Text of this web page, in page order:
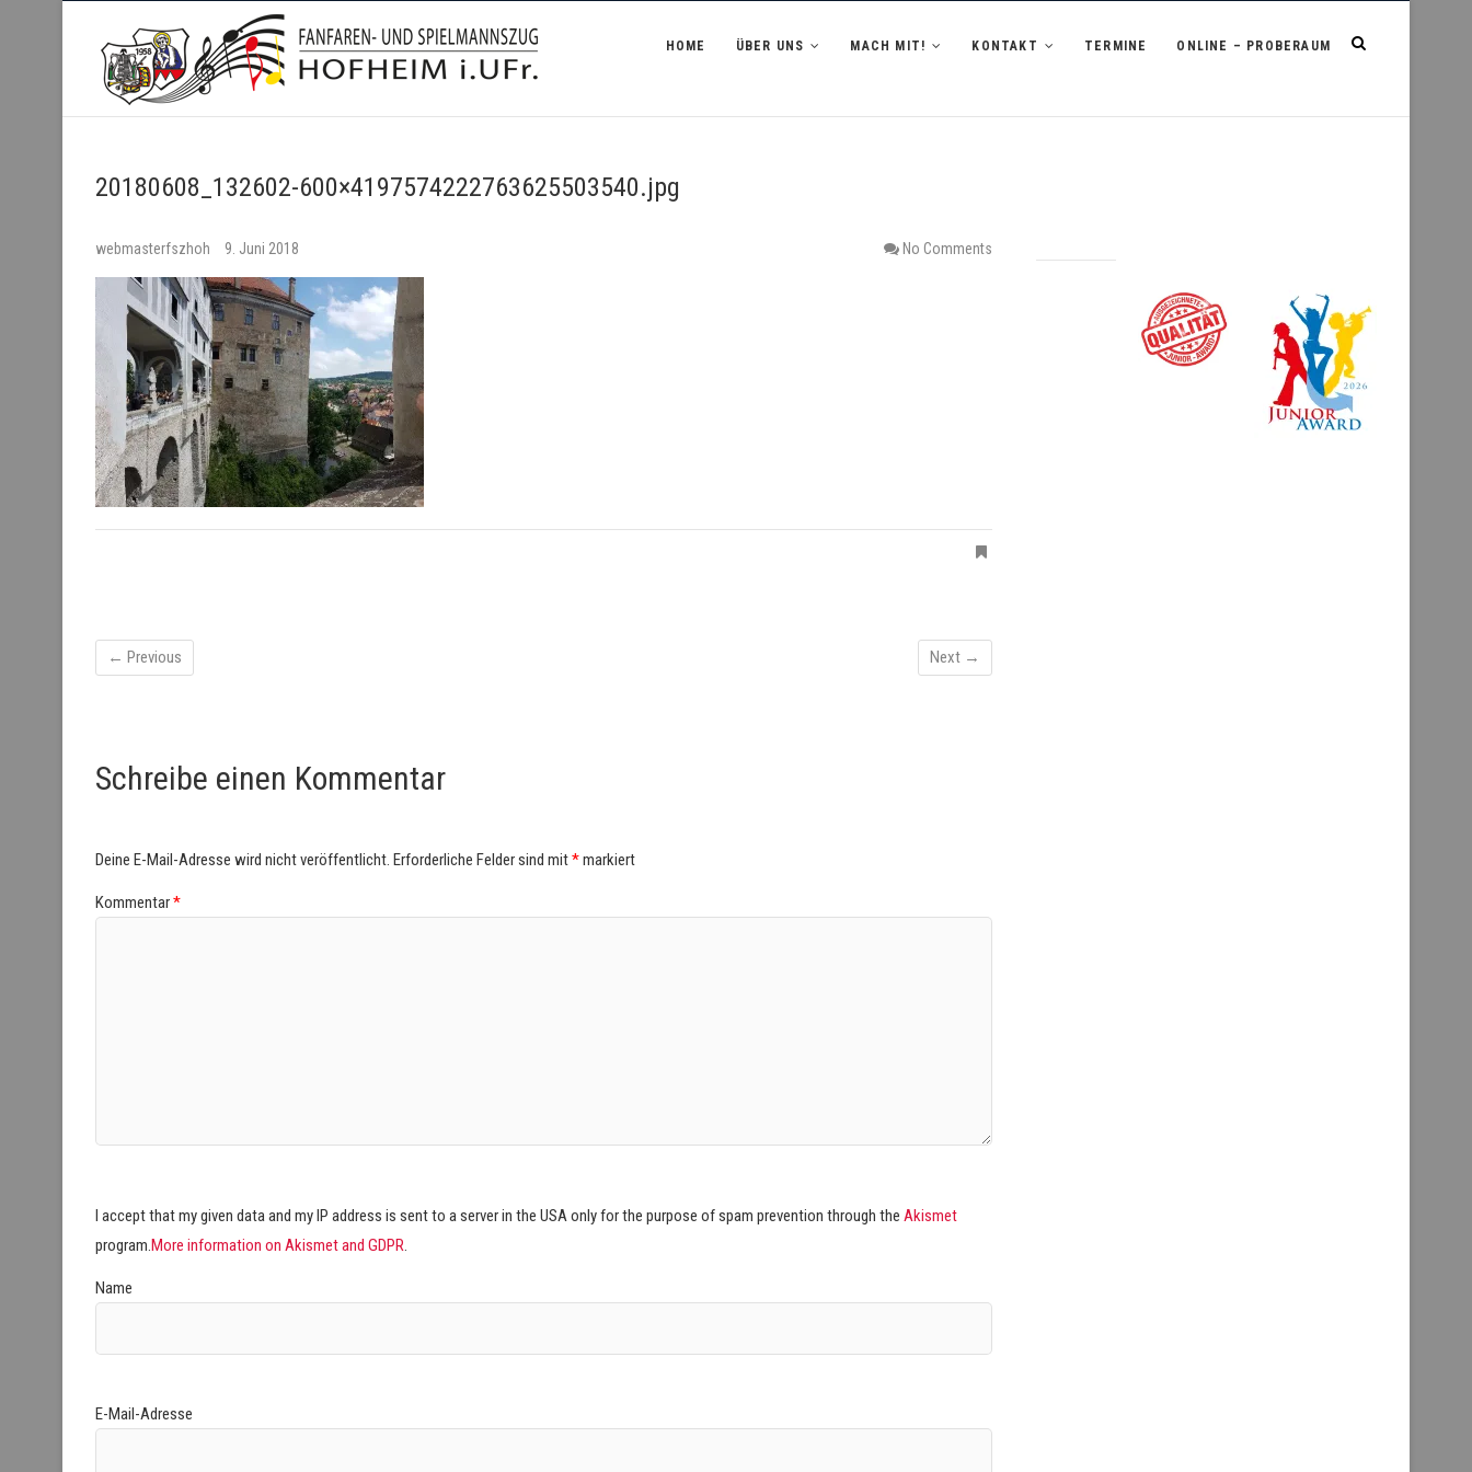
Fanfaren- und Spielmannszug Hofheim i.UFr.
HOME ÜBER UNS MACH MIT! KONTAKT TERMINE ONLINE – PROBERAUM
20180608_132602-600×4197574222763625503540.jpg
webmasterfszhoh 9. Juni 2018 No Comments
← Previous Next →
Schreibe einen Kommentar
Deine E-Mail-Adresse wird nicht veröffentlicht. Erforderliche Felder sind mit*markiert
Kommentar*
I accept that my given data and my IP address is sent to a server in the USA only for the purpose of spam prevention through the Akismet
program.More information on Akismet and GDPR.
Name
E-Mail-Adresse